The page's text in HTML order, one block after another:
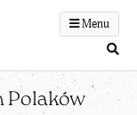
Menu
Polaków